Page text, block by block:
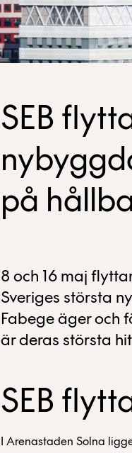
SEB
på
8 och 16 maj
Sveriges största
Fabege äger och
är deras största
SEB
I Arenastaden Solna